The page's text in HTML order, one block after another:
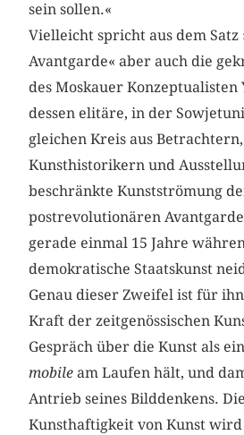
sein sollen.«
Vielleicht spricht aus dem Satz
Avantgarde« aber auch die
des Moskauer
dessen elitäre, in der
gleichen Kreis aus
Kunsthistorikern und
beschränkte Kunstströmung
postrevolutionären
gerade einmal 15 Jahre
demokratische Staatskunst
Genau dieser Zweifel ist für
Kraft der zeitgenössischen
Gespräch über die Kunst als
mobile am Laufen hält, und
Antrieb seines Bilddenkens.
Kunsthaftigkeit von Kunst wird